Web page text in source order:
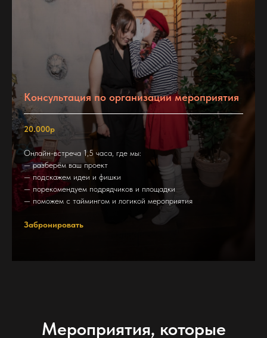
Консультация по организации мероприятия
20.000р
Онлайн-встреча 1,5 часа, где мы:
— разберём ваш проект
— подскажем идеи и фишки
— порекомендуем подрядчиков и площадки
— поможем с таймингом и логикой мероприятия
Забронировать
Мероприятия, которые